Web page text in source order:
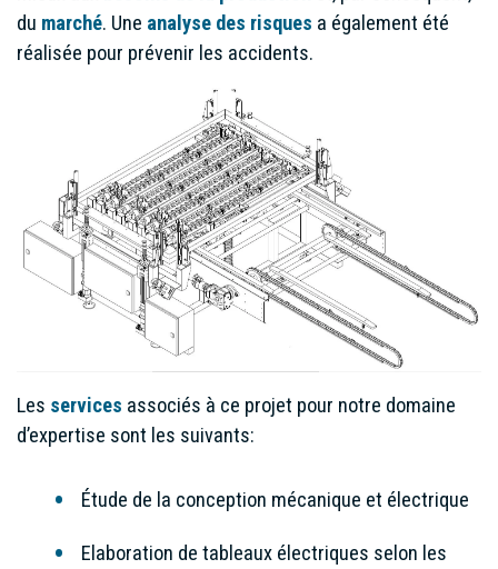
du marché. Une analyse des risques a également été
réalisée pour prévenir les accidents.
Les services associés à ce projet pour notre domaine
d’expertise sont les suivants:
Étude de la conception mécanique et électrique
Elaboration de tableaux électriques selon les